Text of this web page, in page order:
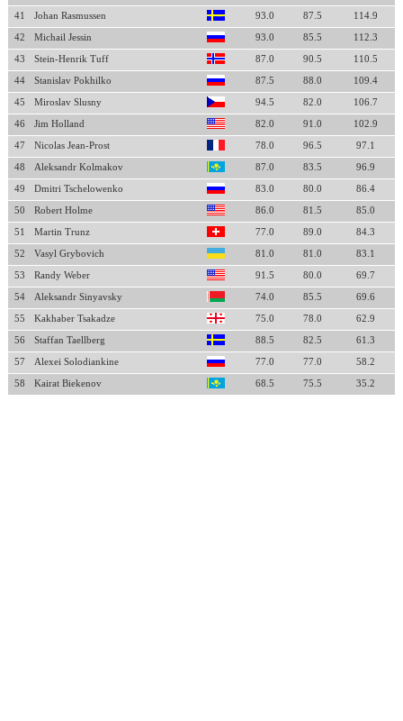
41 Johan Rasmussen 93.0 87.5 114.9
42 Michail Jessin 93.0 85.5 112.3
43 Stein-Henrik Tuff 87.0 90.5 110.5
44 Stanislav Pokhilko 87.5 88.0 109.4
45 Miroslav Slusny 94.5 82.0 106.7
46 Jim Holland 82.0 91.0 102.9
47 Nicolas Jean-Prost 78.0 96.5 97.1
48 Aleksandr Kolmakov 87.0 83.5 96.9
49 Dmitri Tschelowenko 83.0 80.0 86.4
50 Robert Holme 86.0 81.5 85.0
51 Martin Trunz 77.0 89.0 84.3
52 Vasyl Grybovich 81.0 81.0 83.1
53 Randy Weber 91.5 80.0 69.7
54 Aleksandr Sinyavsky 74.0 85.5 69.6
55 Kakhaber Tsakadze 75.0 78.0 62.9
56 Staffan Taellberg 88.5 82.5 61.3
57 Alexei Solodiankine 77.0 77.0 58.2
58 Kairat Biekenov 68.5 75.5 35.2